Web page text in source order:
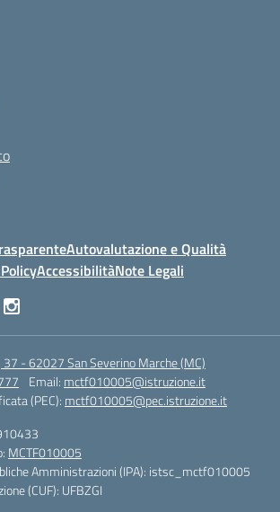
Autovalutazione e Qualità
AccessibilitàNote Legali
37 - 62027 San Severino Marche (MC)
Email: mctf010005@istruzione.it
(PEC): mctf010005@pec.istruzione.it
MCTF010005
Amministrazioni (IPA): istsc_mctf010005
(CUF): UFBZGI